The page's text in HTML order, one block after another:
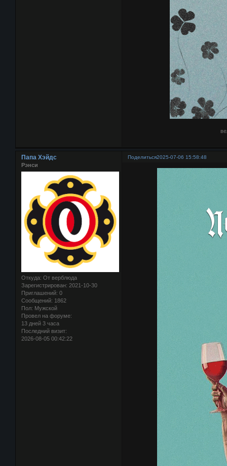
Поделиться2025-07-06 15:58:48
Папа Хэйдс
Рэнси
Откуда: От верблюда
Зарегистрирован: 2021-10-30
Приглашений: 0
Сообщений: 1862
Пол: Мужской
Провел на форуме:
13 дней 3 часа
Последний визит:
2026-08-05 00:42:22